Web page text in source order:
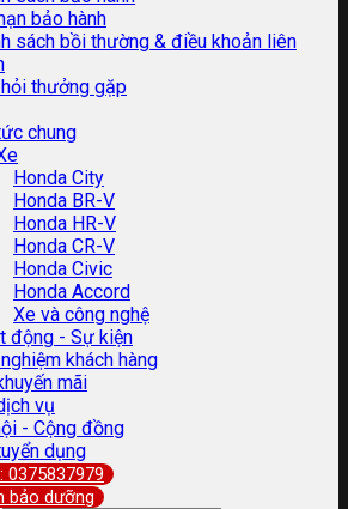
bảo hành
sách bồi thường & điều khoản liên
hỏi thưởng gặp
chung
Honda City
Honda BR-V
Honda HR-V
Honda CR-V
Honda Civic
Honda Accord
Xe và công nghệ
động - Sự kiện
khách hàng
mãi
vụ
- Cộng đồng
dụng
0375837979
bảo dưỡng